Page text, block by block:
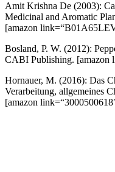
Amit Krishna De (2003):
Medicinal and Aromatic
[amazon
Bosland, P. W. (2012):
CABI Publishing. [amazon
Hornauer, M. (2016): Das
Verarbeitung, allgemeines
[amazon